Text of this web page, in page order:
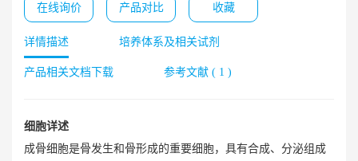
在线询价 产品对比 收藏
详情描述 培养体系及相关试剂
产品相关文档下载 参考文献 ( 1 )
细胞详述
成骨细胞是骨发生和骨形成的重要细胞，具有合成、分泌组成